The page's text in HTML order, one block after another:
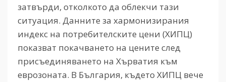
затвърди, отколкото да облекчи тази
ситуация. Данните за хармонизирания
индекс на потребителските цени (ХИПЦ)
показват покачването на цените след
присъединяването на Хърватия към
еврозоната. В България, където ХИПЦ вече